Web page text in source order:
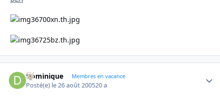
Dominique Membres en vacance
Posté(e) le 26 août 200520 a